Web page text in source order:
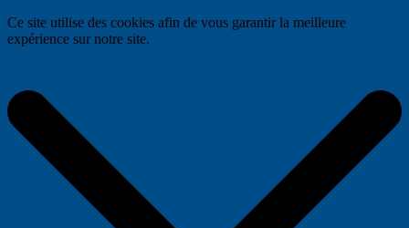
Ce site utilise des cookies afin de vous garantir la meilleure
expérience sur notre site.